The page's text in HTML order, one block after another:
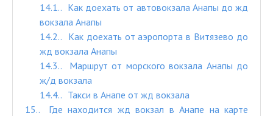
14.1.
Как доехать от автовокзала Анапы до жд
вокзала Анапы
14.2.
Как доехать от аэропорта в Витязево до
жд вокзала Анапы
14.3.
Маршрут от морского вокзала Анапы до
ж/д вокзала
14.4.
Такси в Анапе от жд вокзала
15.
Где находится жд вокзал в Анапе на карте